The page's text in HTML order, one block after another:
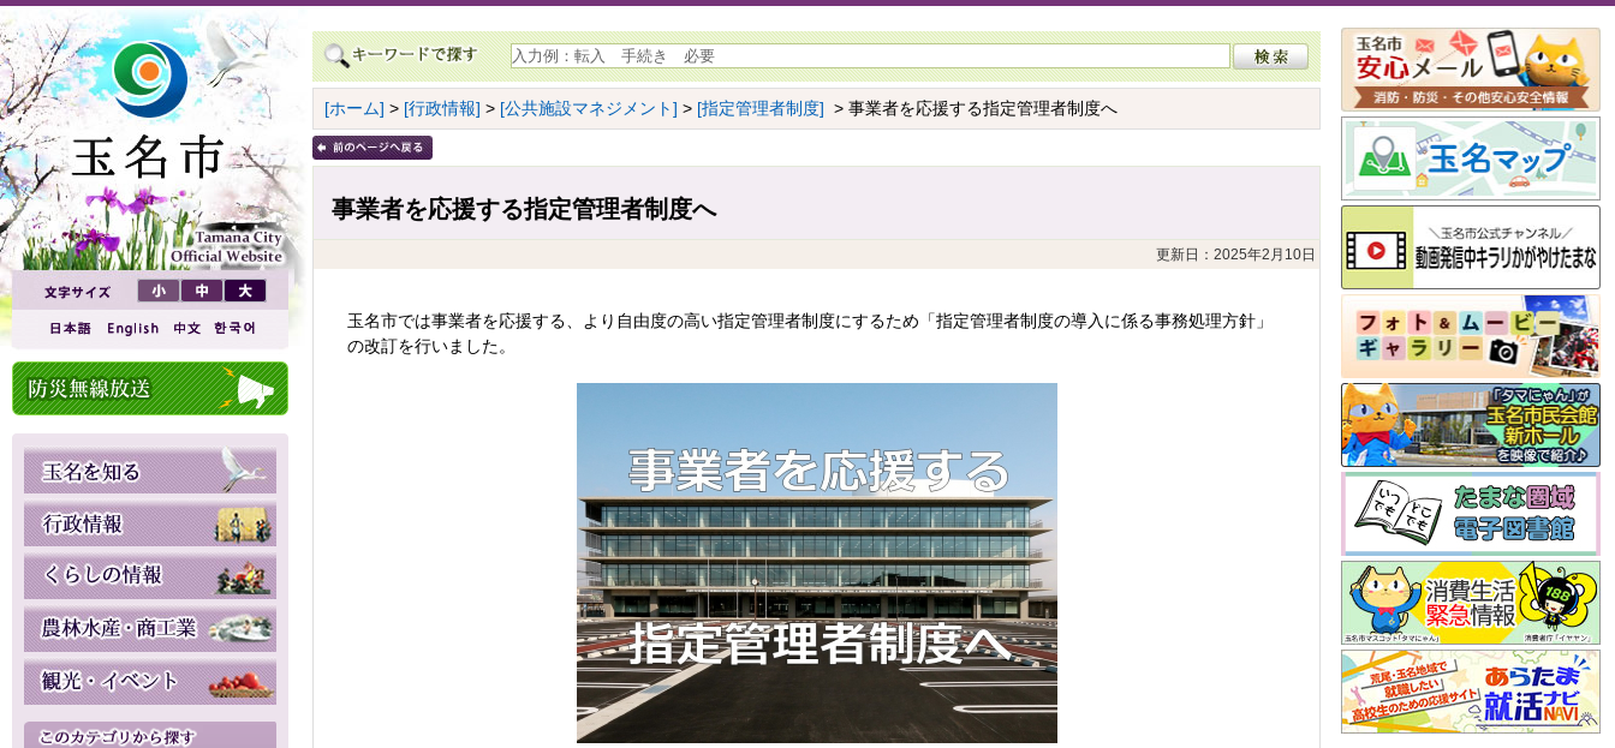
[ホーム] > [行政情報] > [公共施設マネジメント] > [指定管理者制度] > 事業者を応援する指定管理者制度へ
事業者を応援する指定管理者制度へ
更新日：2025年2月10日
玉名市では事業者を応援する、より自由度の高い指定管理者制度にするため「指定管理者制度の導入に係る事務処理方針」
の改訂を行いました。